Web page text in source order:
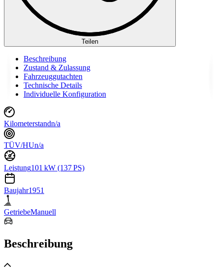
Teilen
Beschreibung
Zustand & Zulassung
Fahrzeuggutachten
Technische Details
Individuelle Konfiguration
Kilometerstandn/a
TÜV/HUn/a
Leistung101 kW (137 PS)
Baujahr1951
GetriebeManuell
Beschreibung